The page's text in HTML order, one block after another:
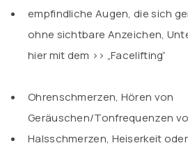
empfindliche Augen, die sich
ohne sichtbare Anzeichen,
hier mit dem >> „Facelifting“
Ohrenschmerzen, Hören von
Geräuschen/Tonfrequenzen
Halsschmerzen, Heiserkeit